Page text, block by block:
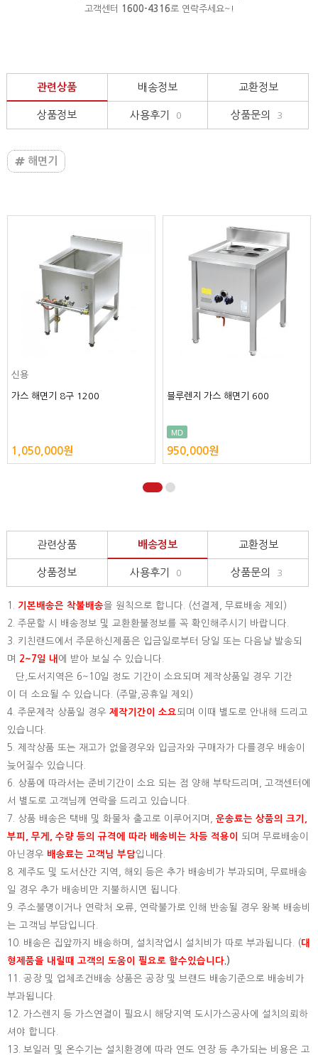
고객센터
1600-4316로 연락주세요~!
관련상품 배송정보 교환정보
상품정보 사용후기 0 상품문의 3
해면기
신용
가스 해면기 8구 1200
1,050,000원
블루렌지 가스 해면기 600
MD
950,000원
관련상품 배송정보 교환정보
상품정보 사용후기 0 상품문의 3
1. 기본배송은 착불배송을 원칙으로 합니다. (선결제, 무료배송 제외)
2. 주문할 시 배송정보 및 교환환불정보를 꼭 확인해주시기 바랍니다.
3. 키친랜드에서 주문하신제품은 입금일로부터 당일 또는 다음날 발송되
며
2~7일 내 에 받아 보실 수 있습니다.
단,도서지역은 6~10일 정도 기간이 소요되며 제작상품일 경우 기간
이 더 소요될 수 있습니다. (주말,공휴일 제외)
4. 주문제작 상품일 경우 제작기간이 소요되며 이때 별도로 안내해 드리고
있습니다.
5. 제작상품 또는 재고가 없을경우와 입금자와 구매자가 다를경우 배송이
늦어질수 있습니다.
6. 상품에 따라서는 준비기간이 소요 되는 점 양해 부탁드리며, 고객센터에
서 별도로 고객님께 연락을 드리고 있습니다.
7. 상품 배송은 택배 및 화물차 출고로 이루어지며, 운송료는 상품의 크기,
부피, 무게, 수량 등의 규격에 따라 배송비는 차등 적용이
되며 무료배송이
아닌경우 배송료는 고객님 부담입니다.
8. 제주도 및 도서산간 지역, 해외 등은 추가 배송비가 부과되며, 무료배송
일 경우 추가 배송비만 지불하시면 됩니다.
9. 주소불명이거나 연락처 오류, 연락불가로 인해 반송될 경우 왕복 배송비
는 고객님 부담입니다.
10. 배송은 집앞까지 배송하며, 설치작업시 설치비가 따로 부과됩니다. (대
형제품을 내릴때 고객의 도움이 필요로 할수있습니다. )
11. 공장 및 업체조건배송 상품은 공장 및 브랜드 배송기준으로 배송비가
부과됩니다.
12. 가스렌지 등 가스연결이 필요시 해당지역 도시가스공사에 설치의뢰하
셔야 합니다.
13. 보일러 및 온수기는 설치환경에 따라 연도 연장 등 추가되는 비용은 고